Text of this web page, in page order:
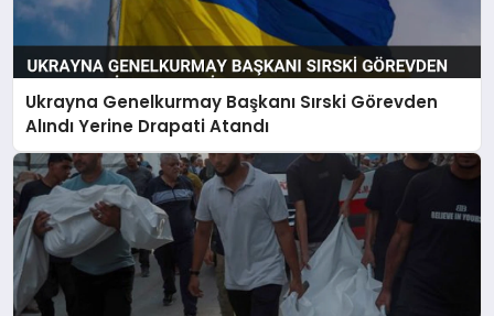
Ukrayna Genelkurmay Başkanı Sırski Görevden
Alındı Yerine Drapati Atandı